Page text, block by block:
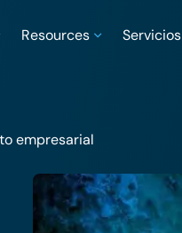
Resources Servicios
empresarial